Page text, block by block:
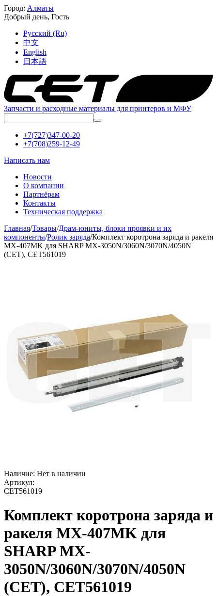
Город: Алматы
Добрый день, Гость
Русский (Ru)
中文
English
日本語
Запчасти и расходные материалы для принтеров и МФУ
+7(727)347-00-20
+7(708)259-12-49
Написать нам
Новости
О компании
Партнёрам
Контакты
Техническая поддержка
Главная/Товары/Драм-юниты, блоки проявки и их
компоненты/Ролик заряда/Комплект коротрона заряда и ракеля
MX-407MK для SHARP MX-3050N/3060N/3070N/4050N
(CET), CET561019
Наличие: Нет в наличии
Артикул:
CET561019
Комплект коротрона заряда и
ракеля MX-407MK для
SHARP MX-
3050N/3060N/3070N/4050N
(CET), CET561019